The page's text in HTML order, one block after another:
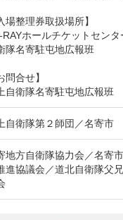
場整理券取扱場所】
RAYホールチケットセン
隊名寄駐屯地広報班
問合せ】
自衛隊名寄駐屯地広報班
自衛隊第２師団／名寄市
地方自衛隊協力会／名寄
進協議会／道北自衛隊父